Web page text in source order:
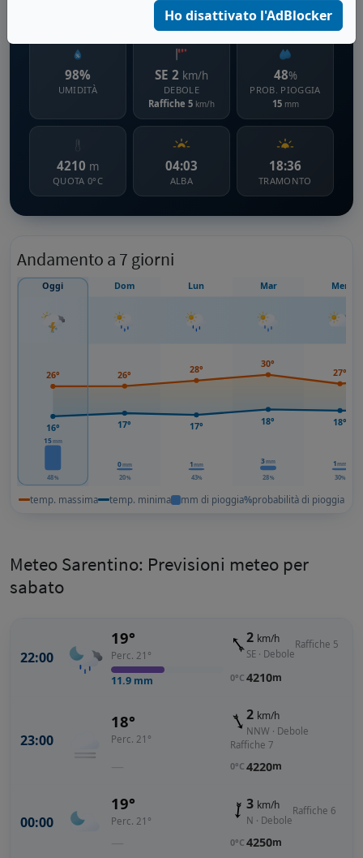
98%
UMIDITÀ
SE 2 km/h
DEBOLE
Raffiche 5 km/h
48%
PROB. PIOGGIA
15 mm
4210 m
QUOTA 0°C
04:03
ALBA
18:36
TRAMONTO
Andamento a 7 giorni
Oggi Dom Lun Mar Mer
15mm
48%
0mm
20%
1mm
43%
3mm
28%
1mm
30%
26°
16°
26°
17°
28°
17°
30°
18°
27°
18°
temp. massima temp. minima mm di pioggia%probabilità di pioggia
Meteo Sarentino: Previsioni meteo per
sabato
22:00
19°
Perc. 21°
11.9 mm
2 km/h
SE · Debole
Raffiche 5
0°C 4210m
23:00
18°
Perc. 21°
—
2 km/h
NNW · Debole
Raffiche 7
0°C 4220m
00:00
19°
Perc. 21°
—
3 km/h
N · Debole
Raffiche 6
0°C 4250m
Ho disattivato l'AdBlocker